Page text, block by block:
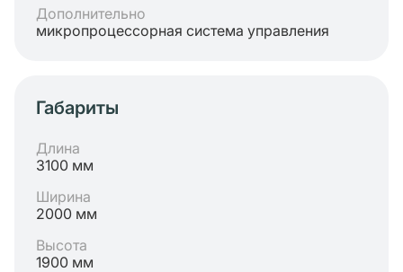
Дополнительно
микропроцессорная система управления
Габариты
Длина
3100 мм
Ширина
2000 мм
Высота
1900 мм